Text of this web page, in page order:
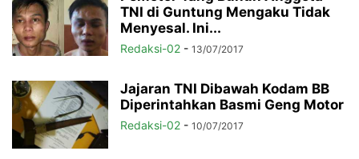
TNI di Guntung Mengaku Tidak
Menyesal. Ini...
Redaksi-02 - 13/07/2017
Jajaran TNI Dibawah Kodam BB
Diperintahkan Basmi Geng Motor
Redaksi-02 - 10/07/2017